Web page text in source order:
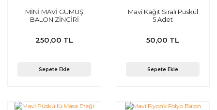
MİNİ MAVİ GÜMÜŞ
BALON ZİNCİRİ
250,00 TL
Sepete Ekle
Mavi Kağıt Sıralı Püskül
5 Adet
50,00 TL
Sepete Ekle